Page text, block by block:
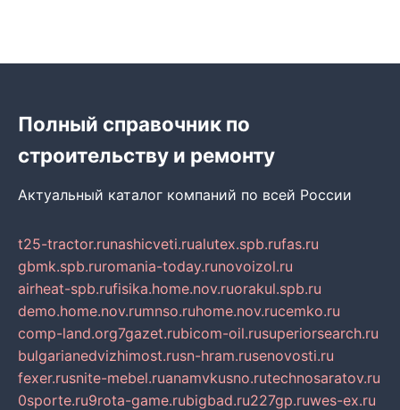
Полный справочник по
строительству и ремонту
Актуальный каталог компаний по всей России
t25-tractor.runashicveti.rualutex.spb.rufas.ru
gbmk.spb.ruromania-today.runovoizol.ru
airheat-spb.rufisika.home.nov.ruorakul.spb.ru
demo.home.nov.rumnso.ruhome.nov.rucemko.ru
comp-land.org7gazet.rubicom-oil.rusuperiorsearch.ru
bulgarianedvizhimost.rusn-hram.rusenovosti.ru
fexer.rusnite-mebel.ruanamvkusno.rutechnosaratov.ru
0sporte.ru9rota-game.rubigbad.ru227gp.ruwes-ex.ru